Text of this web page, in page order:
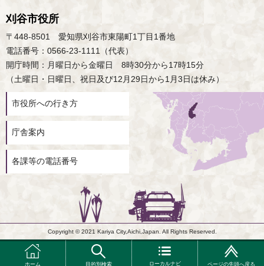
ホーム 目的別検索 ローカルナビ ページの先頭へ戻る
刈谷市役所
〒448-8501 愛知県刈谷市東陽町1丁目1番地
電話番号：0566-23-1111（代表）
開庁時間：月曜日から金曜日 8時30分から17時15分
（土曜日・日曜日、祝日及び12月29日から1月3日は休み）
市役所への行き方
庁舎案内
各課等の電話番号
Copyright © 2021 Kariya City,Aichi,Japan. All Rights Reserved.